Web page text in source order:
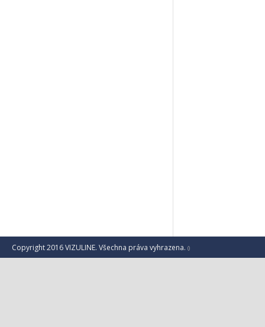
Copyright 2016 VIZULINE. Všechna práva vyhrazena. ()